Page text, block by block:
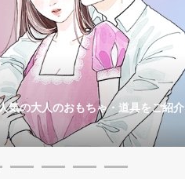
気の大人のおもちゃ・道具をご紹介